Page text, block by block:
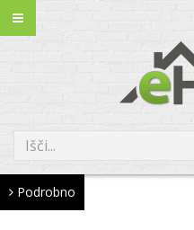
Podrobno